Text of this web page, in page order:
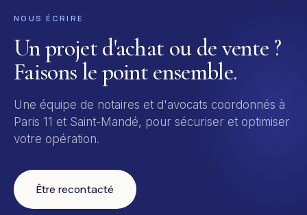
NOUS ÉCRIRE
Un projet d'achat ou de vente ?
Faisons le point ensemble.
Une équipe de notaires et d'avocats coordonnés à
Paris 11 et Saint-Mandé, pour sécuriser et optimiser
votre opération.
Être recontacté